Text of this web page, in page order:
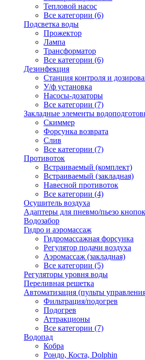
Тепловой насос
Все категории (6)
Подсветка воды
Прожектор
Лампа
Трансформатор
Все категории (6)
Дезинфекция
Станция контроля и
У/ф установка
Насосы-дозаторы
Все категории (7)
Закладные элементы
Скиммер
Форсунка возврата
Слив
Все категории (7)
Противоток
Встраиваемый (комплект)
Встраиваемый (закладная)
Навесной противоток
Все категории (4)
Осушитель воздуха
Адаптеры для пневмо/пьезо кнопок
Водозабор
Гидро и аэромассаж
Гидромассажная форсунка
Регулятор подачи воздуха
Аэромассаж (закладная)
Все категории (5)
Регуляторы уровня воды
Переливная решетка
Автоматизация (пульты
Фильтрация/подогрев
Подогрев
Аттракционы
Все категории (7)
Водопад
Кобра
Рондо, Коста, Dolphin